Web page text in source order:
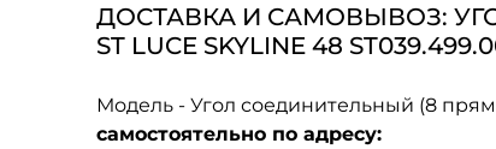
ДОСТАВКА И САМОВЫВОЗ:
ST LUCE SKYLINE 48
Модель - Угол соединительный (8
самостоятельно по адресу: